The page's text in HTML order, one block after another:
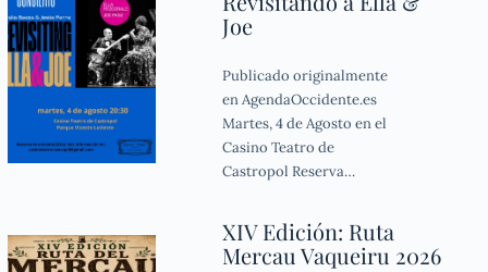
Joe
Publicado originalmente
en AgendaOccidente.es
Martes, 4 de Agosto en el
Casino Teatro de
Castropol Reserva…
XIV Edición: Ruta
Mercau Vaqueiru 2026